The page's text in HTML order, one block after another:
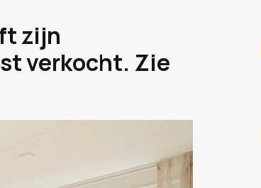
zijn
verkocht. Zie